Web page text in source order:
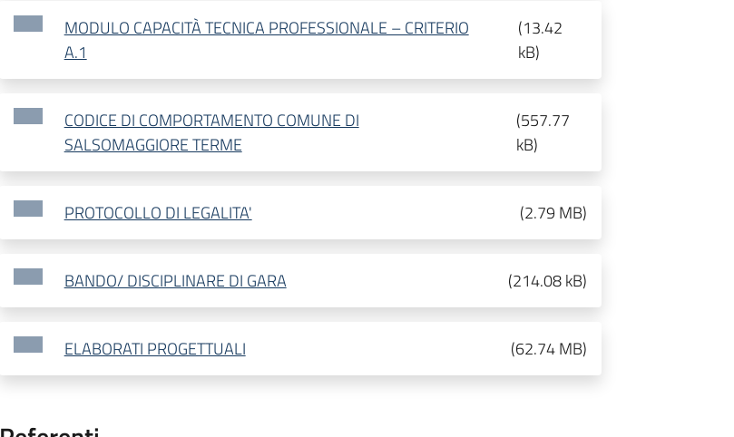
MODULO CAPACITÀ TECNICA PROFESSIONALE – CRITERIO
A.1
(13.42
kB)
CODICE DI COMPORTAMENTO COMUNE DI
SALSOMAGGIORE TERME
(557.77
kB)
PROTOCOLLO DI LEGALITA' (2.79 MB)
BANDO/ DISCIPLINARE DI GARA (214.08 kB)
ELABORATI PROGETTUALI (62.74 MB)